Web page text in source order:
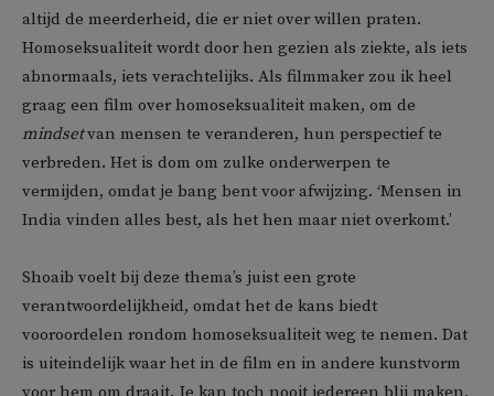
altijd de meerderheid, die er niet over willen praten.
Homoseksualiteit wordt door hen gezien als ziekte, als iets
abnormaals, iets verachtelijks. Als filmmaker zou ik heel
graag een film over homoseksualiteit maken, om de
mindsetvan mensen te veranderen, hun perspectief te
verbreden. Het is dom om zulke onderwerpen te
vermijden, omdat je bang bent voor afwijzing. ‘Mensen in
India vinden alles best, als het hen maar niet overkomt.’
Shoaib voelt bij deze thema’s juist een grote
verantwoordelijkheid, omdat het de kans biedt
vooroordelen rondom homoseksualiteit weg te nemen. Dat
is uiteindelijk waar het in de film en in andere kunstvorm